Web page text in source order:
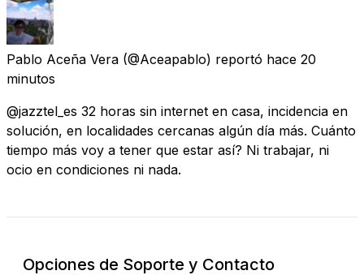
Pablo Aceña Vera (@Aceapablo) reportó hace 20
minutos
@jazztel_es 32 horas sin internet en casa, incidencia en
solución, en localidades cercanas algún día más. Cuánto
tiempo más voy a tener que estar así? Ni trabajar, ni
ocio en condiciones ni nada.
Opciones de Soporte y Contacto